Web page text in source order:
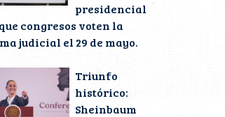
presidencial
congresos voten la
judicial el 29 de mayo.
Triunfo
histórico:
Sheinbaum